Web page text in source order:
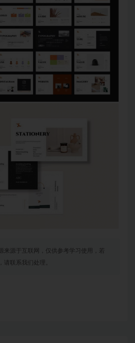
来源于互联网，仅供参考学习使用，若
请联系我们处理。